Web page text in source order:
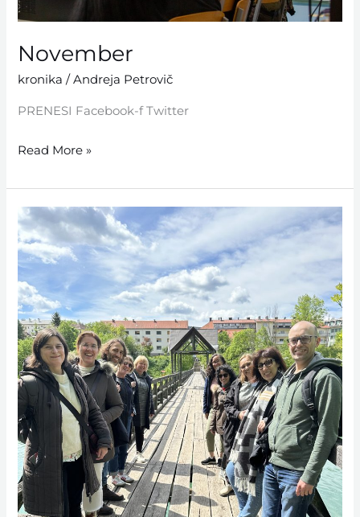
November
kronika /Andreja Petrovič
PRENESI Facebook-f Twitter
Read More »
Oktober